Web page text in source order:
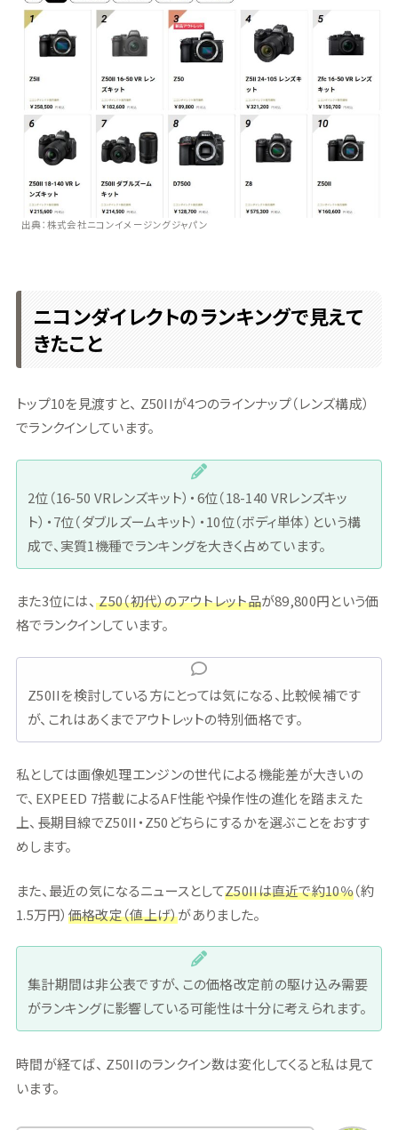
出典：株式会社ニコンイメージングジャパン
ニコンダイレクトのランキングで見えて
きたこと
トップ10を見渡すと、 Z50IIが4つのラインナップ（レンズ構成）
でランクインしています。
2位（16-50 VRレンズキット）・6位（18-140 VRレンズキッ
ト）・7位（ダブルズームキット）・10位（ボディ単体）という構
成で、実質1機種でランキングを大きく占めています。
また3位には、Z50（初代）のアウトレット品が89,800円という価
格でランクインしています。
Z50IIを検討している方にとっては気になる、比較候補です
が、これはあくまでアウトレットの特別価格です。
私としては画像処理エンジンの世代による機能差が大きいの
で、EXPEED 7搭載によるAF性能や操作性の進化を踏まえた
上、長期目線でZ50II・Z50どちらにするかを選ぶことをおすす
めします。
また、最近の気になるニュースとしてZ50IIは直近で約10％（約
1.5万円） 価格改定（値上げ）がありました。
集計期間は非公表ですが、この価格改定前の駆け込み需要
がランキングに影響している可能性は十分に考えられます。
時間が経てば、 Z50IIのランクイン数は変化してくると私は見て
います。